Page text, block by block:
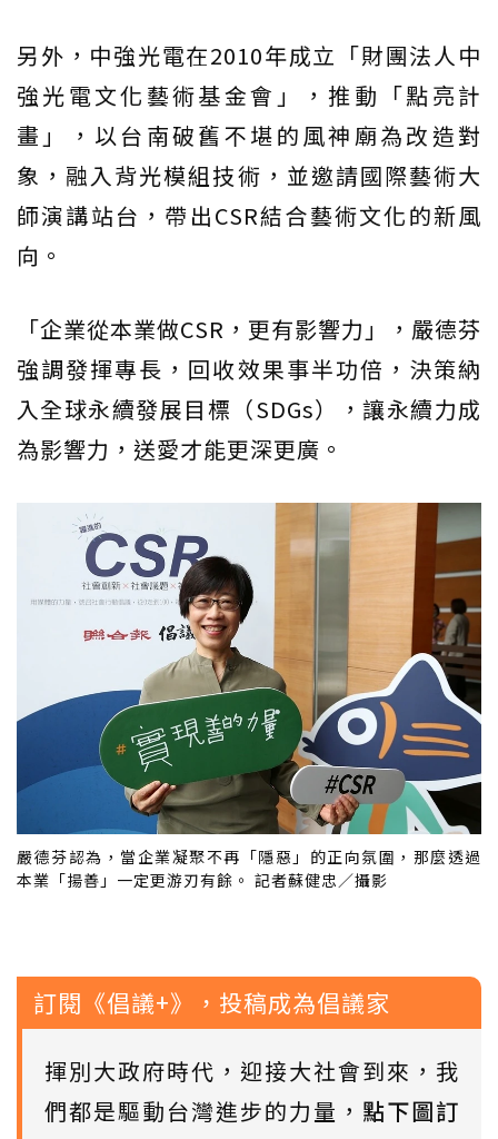
另外，中強光電在2010年成立「財團法人中
強光電文化藝術基金會」，推動「點亮計
畫」，以台南破舊不堪的風神廟為改造對
象，融入背光模組技術，並邀請國際藝術大
師演講站台，帶出CSR結合藝術文化的新風
向。
「企業從本業做CSR，更有影響力」，嚴德芬
強調發揮專長，回收效果事半功倍，決策納
入全球永續發展目標（SDGs），讓永續力成
為影響力，送愛才能更深更廣。
嚴德芬認為，當企業凝聚不再「隱惡」的正向氛圍，那麼透過
本業「揚善」一定更游刃有餘。 記者蘇健忠／攝影
訂閱《倡議+》，投稿成為倡議家
揮別大政府時代，迎接大社會到來，我
們都是驅動台灣進步的力量， 點下圖訂